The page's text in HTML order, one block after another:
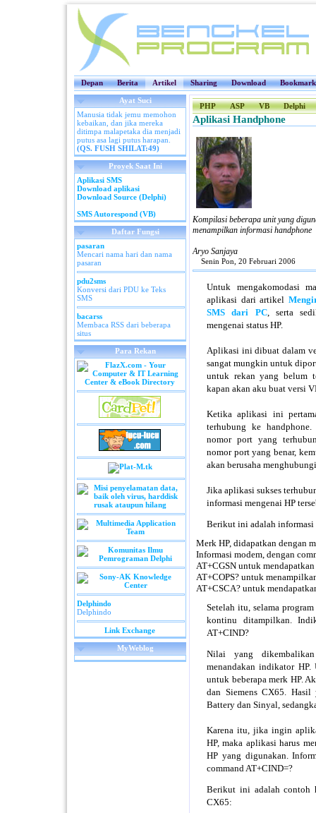
Depan Berita Artikel Sharing Download Bookmark
Ayat Suci
Manusia tidak jemu memohon
kebaikan, dan jika mereka
ditimpa malapetaka dia menjadi
putus asa lagi putus harapan.
(QS. FUSH SHILAT:49)
Proyek Saat Ini
Aplikasi SMS
Download aplikasi
Download Source (Delphi)
SMS Autorespond (VB)
Daftar Fungsi
pasaran
Mencari nama hari dan nama
pasaran
pdu2sms
Konversi dari PDU ke Teks
SMS
bacarss
Membaca RSS dari beberapa
situs
Para Rekan
Delphindo
Delphindo
Link Exchange
MyWeblog
PHP ASP VB Delphi
Aplikasi Handphone
Kompilasi beberapa unit yang
menampilkan informasi handphone
Aryo Sanjaya
Senin Pon, 20 Februari 2006
Untuk mengakomodasi
aplikasi dari artikel
SMS dari PC, serta
mengenai status HP.
Aplikasi ini dibuat dalam
sangat mungkin untuk
untuk rekan yang belum
kapan akan aku buat versi
Ketika aplikasi ini
terhubung ke
nomor port yang
nomor port yang benar,
akan berusaha
Jika aplikasi sukses
informasi mengenai HP
Berikut ini adalah informasi
Merk HP, didapatkan dengan
Informasi modem, dengan
AT+CGSN untuk
AT+COPS? untuk
AT+CSCA? untuk
Setelah itu, selama
kontinu ditampilkan.
AT+CIND?
Nilai yang
menandakan indikator
untuk beberapa merk HP.
dan Siemens CX65. Hasil
Battery dan Sinyal,
Karena itu, jika ingin
HP, maka aplikasi harus
HP yang digunakan.
command AT+CIND=?
Berikut ini adalah contoh
CX65: